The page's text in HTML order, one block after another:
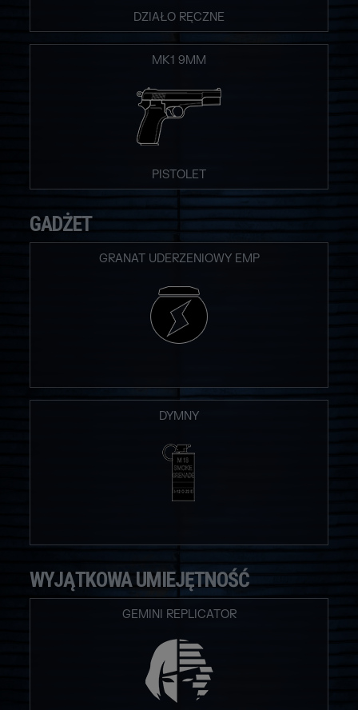
DZIAŁO RĘCZNE
MK1 9MM
PISTOLET
GADŻET
GRANAT UDERZENIOWY EMP
DYMNY
WYJĄTKOWA UMIEJĘTNOŚĆ
GEMINI REPLICATOR